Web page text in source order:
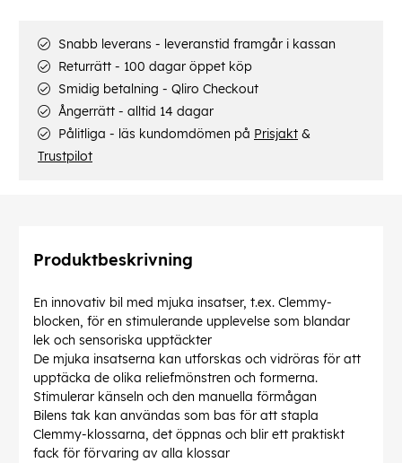
Snabb leverans - leveranstid framgår i kassan
Returrätt - 100 dagar öppet köp
Smidig betalning - Qliro Checkout
Ångerrätt - alltid 14 dagar
Pålitliga - läs kundomdömen på Prisjakt &
Trustpilot
Produktbeskrivning
En innovativ bil med mjuka insatser, t.ex. Clemmy-
blocken, för en stimulerande upplevelse som blandar
lek och sensoriska upptäckter
De mjuka insatserna kan utforskas och vidröras för att
upptäcka de olika reliefmönstren och formerna.
Stimulerar känseln och den manuella förmågan
Bilens tak kan användas som bas för att stapla
Clemmy-klossarna, det öppnas och blir ett praktiskt
fack för förvaring av alla klossar